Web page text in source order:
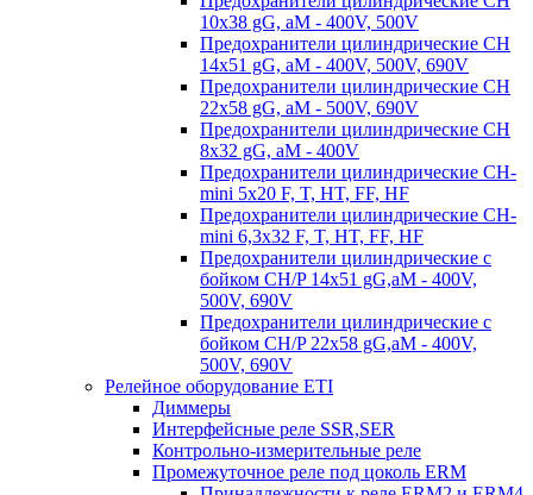
10x38 gG, aM - 400V, 500V
Предохранители цилиндрические CH
14x51 gG, aM - 400V, 500V, 690V
Предохранители цилиндрические CH
22x58 gG, aM - 500V, 690V
Предохранители цилиндрические CH
8x32 gG, aM - 400V
Предохранители цилиндрические CH-
mini 5x20 F, T, HT, FF, HF
Предохранители цилиндрические CH-
mini 6,3x32 F, T, HT, FF, HF
Предохранители цилиндрические с
бойком CH/P 14x51 gG,aM - 400V,
500V, 690V
Предохранители цилиндрические с
бойком CH/P 22x58 gG,aM - 400V,
500V, 690V
Релейное оборудование ETI
Диммеры
Интерфейсные реле SSR,SER
Контрольно-измерительные реле
Промежуточное реле под цоколь ERM